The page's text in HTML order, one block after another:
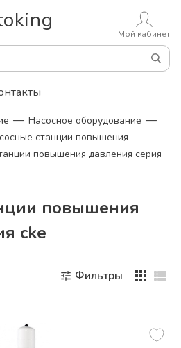
Мой кабинет
— Насосное оборудование —
станции повышения
повышения давления серия
повышения
cke
Фильтры